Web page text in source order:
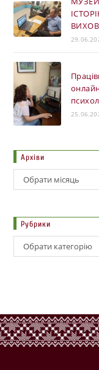
Архіви
Обрати місяць
Рубрики
Обрати категорію